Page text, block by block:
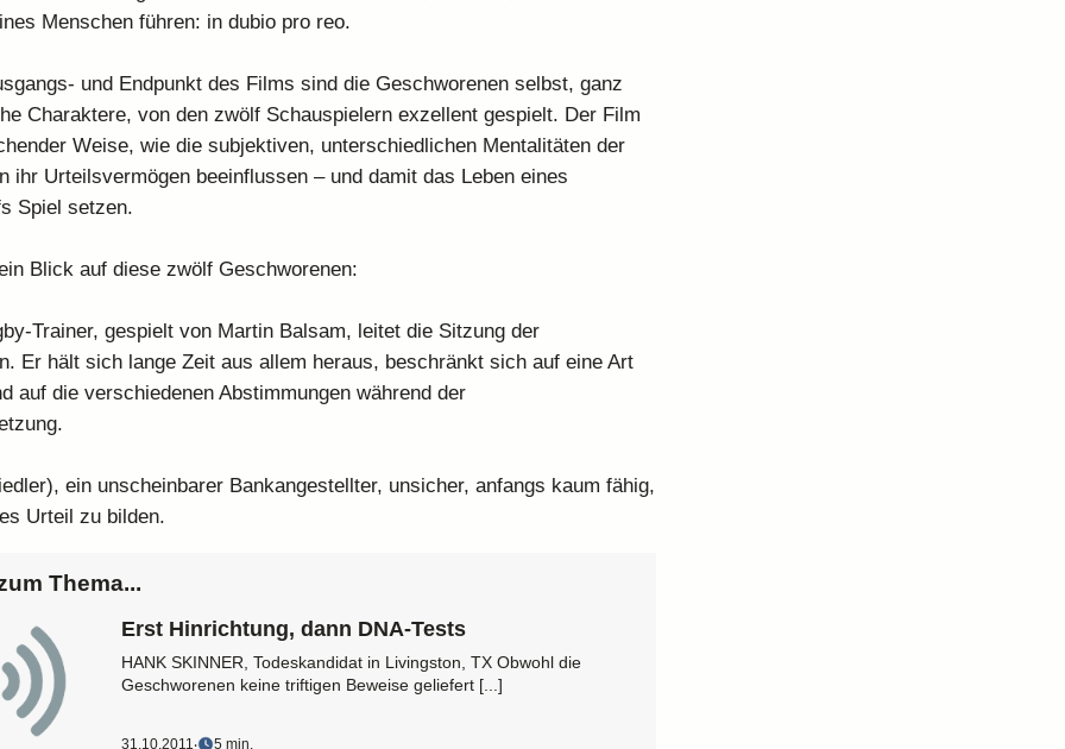
Menschen führen: in dubio pro reo.
und Endpunkt des Films sind die Geschworenen selbst, ganz
Charaktere, von den zwölf Schauspielern exzellent gespielt. Der Film
Weise, wie die subjektiven, unterschiedlichen Mentalitäten der
ihr Urteilsvermögen beeinflussen – und damit das Leben eines
Spiel setzen.
Blick auf diese zwölf Geschworenen:
Trainer, gespielt von Martin Balsam, leitet die Sitzung der
Er hält sich lange Zeit aus allem heraus, beschränkt sich auf eine Art
auf die verschiedenen Abstimmungen während der
ein unscheinbarer Bankangestellter, unsicher, anfangs kaum fähig,
Urteil zu bilden.
Thema...
Erst Hinrichtung, dann DNA-Tests
HANK SKINNER, Todeskandidat in Livingston, TX Obwohl die
Geschworenen keine triftigen Beweise geliefert [...]
31.10.2011‧ 5 min.